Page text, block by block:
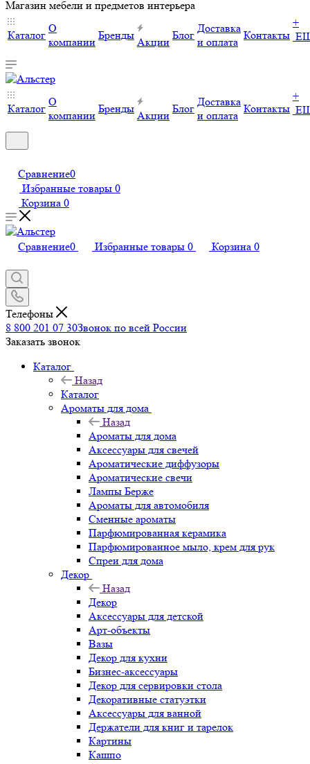
Магазин мебели и предметов интерьера
Каталог
О
компании
Бренды
Акции
Блог
Доставка
и оплата
Контакты
+
Каталог
О
компании
Бренды
Акции
Блог
Доставка
и оплата
Контакты
+
Сравнение0
Избранные товары 0
Корзина 0
Сравнение0 Избранные товары 0 Корзина 0
Телефоны
8 800 201 07 30Звонок по всей России
Заказать звонок
Каталог
Назад
Каталог
Ароматы для дома
Назад
Ароматы для дома
Аксессуары для свечей
Ароматические диффузоры
Ароматические свечи
Лампы Берже
Ароматы для автомобиля
Сменные ароматы
Парфюмированная керамика
Парфюмированное мыло, крем для рук
Спреи для дома
Декор
Назад
Декор
Аксессуары для детской
Арт-объекты
Вазы
Декор для кухни
Бизнес-аксессуары
Декор для сервировки стола
Декоративные статуэтки
Аксессуары для ванной
Держатели для книг и тарелок
Картины
Кашпо